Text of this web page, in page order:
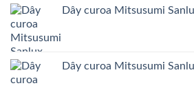
Dây curoa Mitsusumi
Dây curoa Mitsusumi